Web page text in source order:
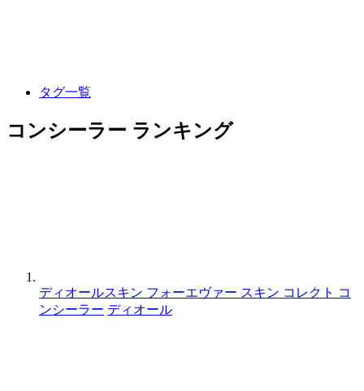
タグ一覧
コンシーラー ランキング
ディオールスキン フォーエヴァー スキン コレクト コ
ンシーラー ディオール